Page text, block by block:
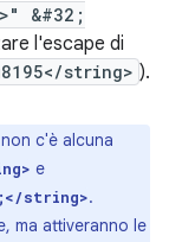
&#32;
l'escape di
string> ).
c'è alcuna
e
string>.
ma attiveranno le